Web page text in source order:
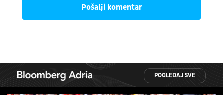
Pošalji komentar
POGLEDAJ SVE